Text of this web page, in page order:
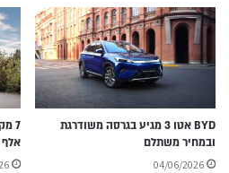
BYD אטו 3 מגיע בגרסה משודרגת
ובמחיר משתלם
04/06/2026